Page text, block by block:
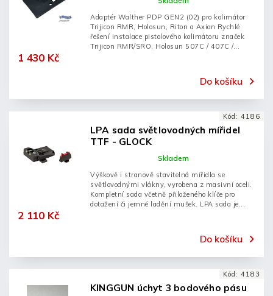
1 430 Kč
Do košíku
Adaptér Walther PDP GEN2 (02) pro kolimátor
Trijicon RMR, Holosun, Riton a Axion Rychlé
řešení instalace pistolového kolimátoru značek
Trijicon RMR/SRO, Holosun 507C / 407C /...
LPA sada světlovodných mířidel
TTF - GLOCK
Skladem
2 110 Kč
Do košíku
Výškově i stranově stavitelná mířidla se
světlovodnými vlákny, vyrobena z masivní oceli.
Kompletní sada včetně přiloženého klíče pro
dotažení či jemné ladění mušek. LPA sada je...
Kód: 4186
KINGGUN úchyt 3 bodového pásu
Kód: 4183